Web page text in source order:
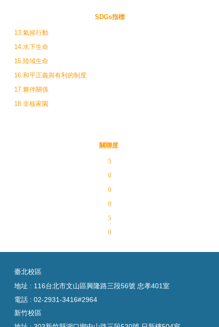
SDGs指標
13.氣候行動
14.水下生命
15.陸域生命
16.和平正義與有利的制度
17.夥伴關係
18.非核家園
關聯度
5
0
0
0
5
0
臺北校區
地址 : 116台北市文山區興隆路三段56號 忠孝401室
電話 :02-2931-3416#2964
新竹校區